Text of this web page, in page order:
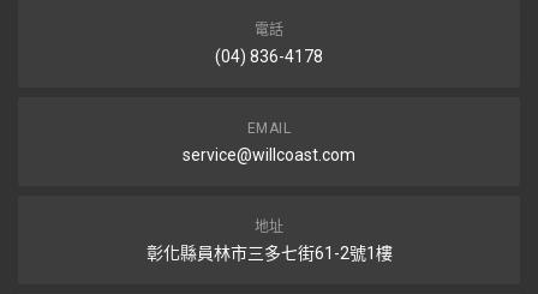
電話
(04) 836-4178
EMAIL
service@willcoast.com
地址
彰化縣員林市三多七街61-2號1樓